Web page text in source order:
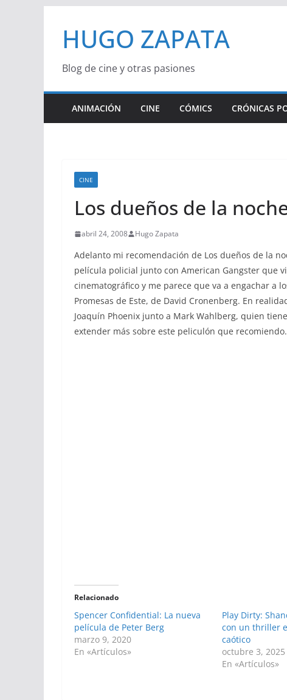
contenido
HUGO ZAPATA
Blog de cine y otras pasiones
ANIMACIÓN CINE CÓMICS CRÓNICAS
CINE
Los dueños de la
abril 24, 2008 Hugo Zapata
Adelanto mi recomendación de Los dueños de la
película policial junto con American Gangster que
cinematográfico y me parece que va a engachar a
Promesas de Este, de David Cronenberg. En
Joaquín Phoenix junto a Mark Wahlberg, quien
extender más sobre este peliculón que
Relacionado
Spencer Confidential: La nueva
película de Peter Berg
marzo 9, 2020
En «Artículos»
Play Dirty:
con un thriller
caótico
octubre 3, 2025
En «Artículos»